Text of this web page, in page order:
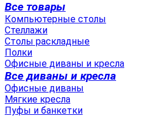
Все товары
Компьютерные столы
Стеллажи
Столы раскладные
Полки
Офисные диваны и кресла
Все диваны и кресла
Офисные диваны
Мягкие кресла
Пуфы и банкетки